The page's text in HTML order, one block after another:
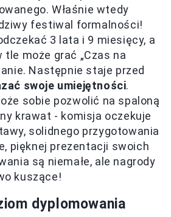
Właśnie wtedy
festiwal formalności!
3 lata i 9 miesięcy, a
może grać „Czas na
Następnie staje przed
swoje umiejętności.
sobie pozwolić na spaloną
krawat - komisja oczekuje
solidnego przygotowania
pięknej prezentacji swoich
są niemałe, ale nagrody
kuszące!
dyplomowania